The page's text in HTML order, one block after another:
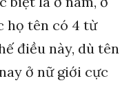
họ tên có 4 từ
điều này, dù tên
ở nữ giới cực